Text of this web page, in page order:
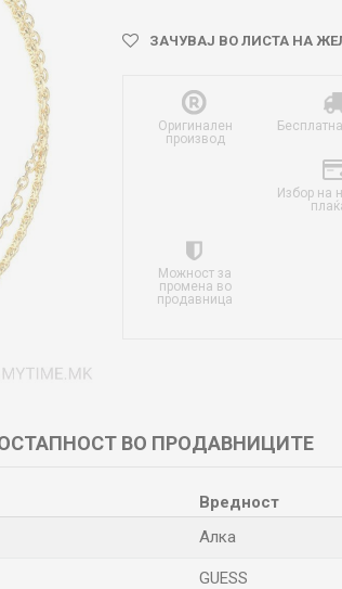
ЗАЧУВАЈ ВО ЛИСТА НА
Оригинален
производ
Избор на
Можност за
промена во
продавница
ВО ПРОДАВНИЦИТЕ
Вредност
Алка
GUESS